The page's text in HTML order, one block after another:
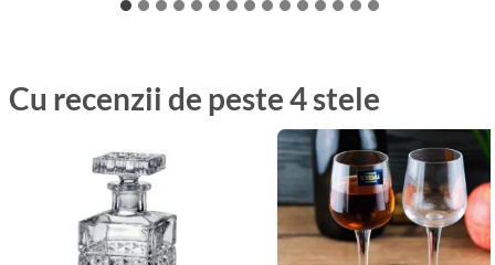
Cu recenzii de peste 4 stele